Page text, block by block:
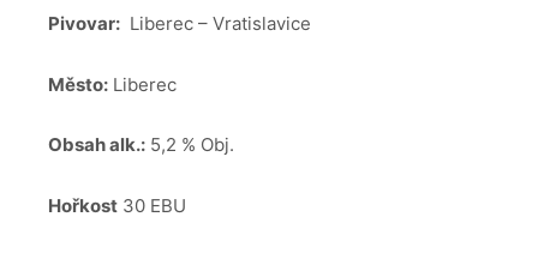
Pivovar: Liberec – Vratislavice
Město: Liberec
Obsah alk.: 5,2 % Obj.
Hořkost 30 EBU